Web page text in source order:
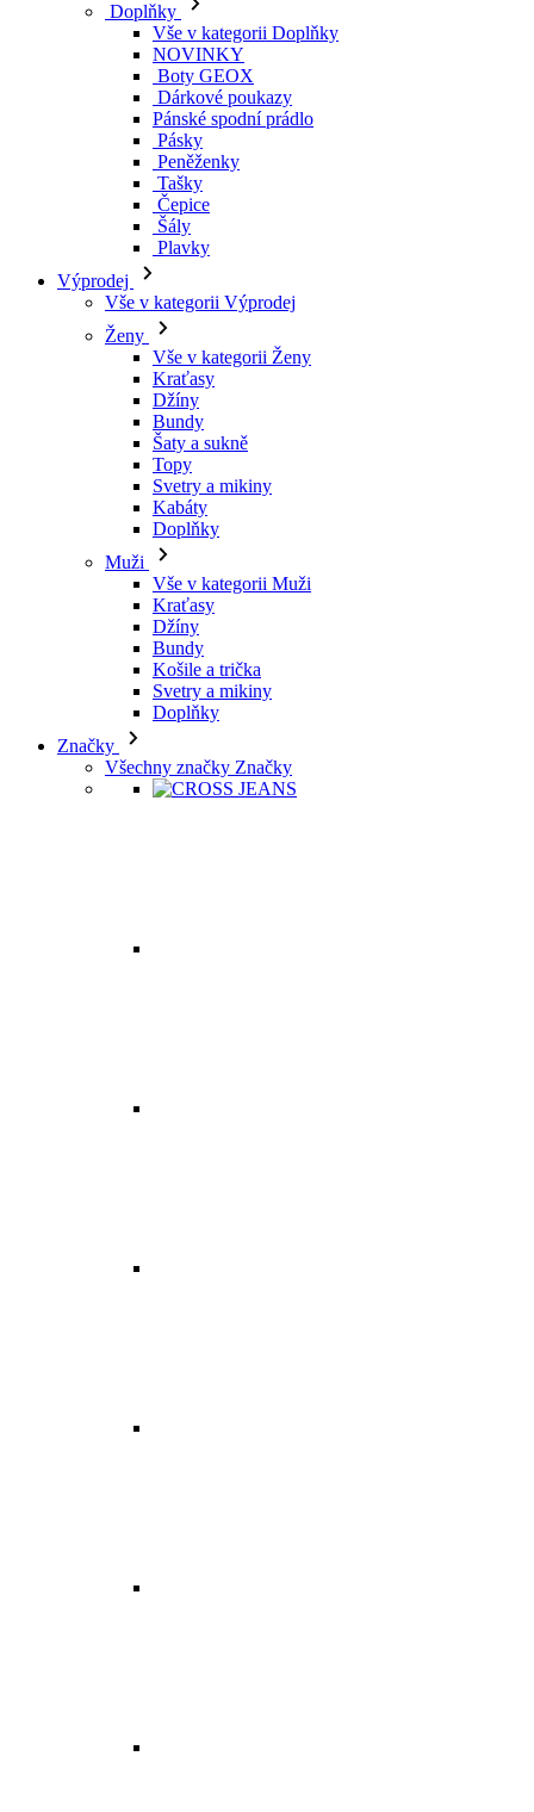
Doplňky
Vše v kategorii Doplňky
NOVINKY
Boty GEOX
Dárkové poukazy
Pánské spodní prádlo
Pásky
Peněženky
Tašky
Čepice
Šály
Plavky
Výprodej
Vše v kategorii Výprodej
Ženy
Vše v kategorii Ženy
Kraťasy
Džíny
Bundy
Šaty a sukně
Topy
Svetry a mikiny
Kabáty
Doplňky
Muži
Vše v kategorii Muži
Kraťasy
Džíny
Bundy
Košile a trička
Svetry a mikiny
Doplňky
Značky
Všechny značky Značky